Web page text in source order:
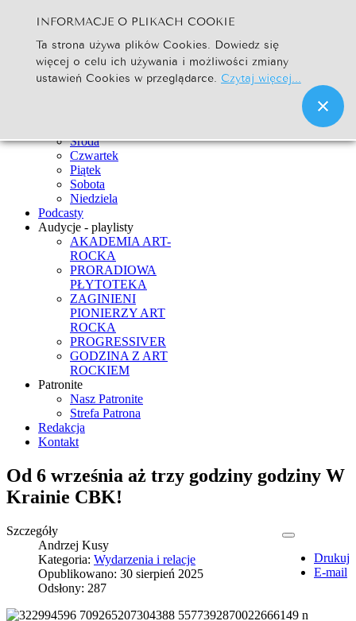
Szukaj... Go
Strona Główna
Newsy
Środa
Czwartek
Piątek
Sobota
Niedziela
Podcasty
Audycje - playlisty
AKADEMIA ART-
ROCKA
PRORADIOWA
PŁYTOTEKA
ZAGINIENI
PIONIERZY ART
ROCKA
PROGRESSIVER
GODZINA Z ART
ROCKIEM
Patronite
Nasz Patronite
Strefa Patrona
Redakcja
Kontakt
Od 6 września aż trzy godziny godziny W
Krainie CBK!
Drukuj
E-mail
Szczegóły
Andrzej Kusy
Kategoria: Wydarzenia i relacje
Opublikowano: 30 sierpień 2025
Odsłony: 287
INFORMACJE O PLIKACH COOKIE
Ta strona używa plików Cookies. Dowiedz się
więcej o celu ich używania i możliwości zmiany
ustawień Cookies w przeglądarce. Czytaj więcej...